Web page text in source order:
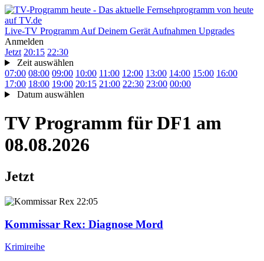
Live-TV Programm Auf Deinem Gerät Aufnahmen Upgrades
Anmelden
Jetzt 20:15 22:30
Zeit auswählen
07:00 08:00 09:00 10:00 11:00 12:00 13:00 14:00 15:00 16:00
17:00 18:00 19:00 20:15 21:00 22:30 23:00 00:00
Datum auswählen
TV Programm für DF1 am
08.08.2026
Jetzt
22:05
Kommissar Rex: Diagnose Mord
Krimireihe